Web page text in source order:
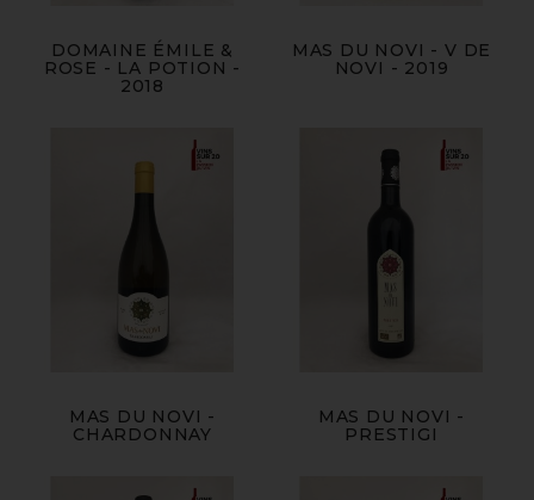
DOMAINE ÉMILE &
ROSE - LA POTION -
2018
MAS DU NOVI - V DE
NOVI - 2019
MAS DU NOVI -
CHARDONNAY
MAS DU NOVI -
PRESTIGI